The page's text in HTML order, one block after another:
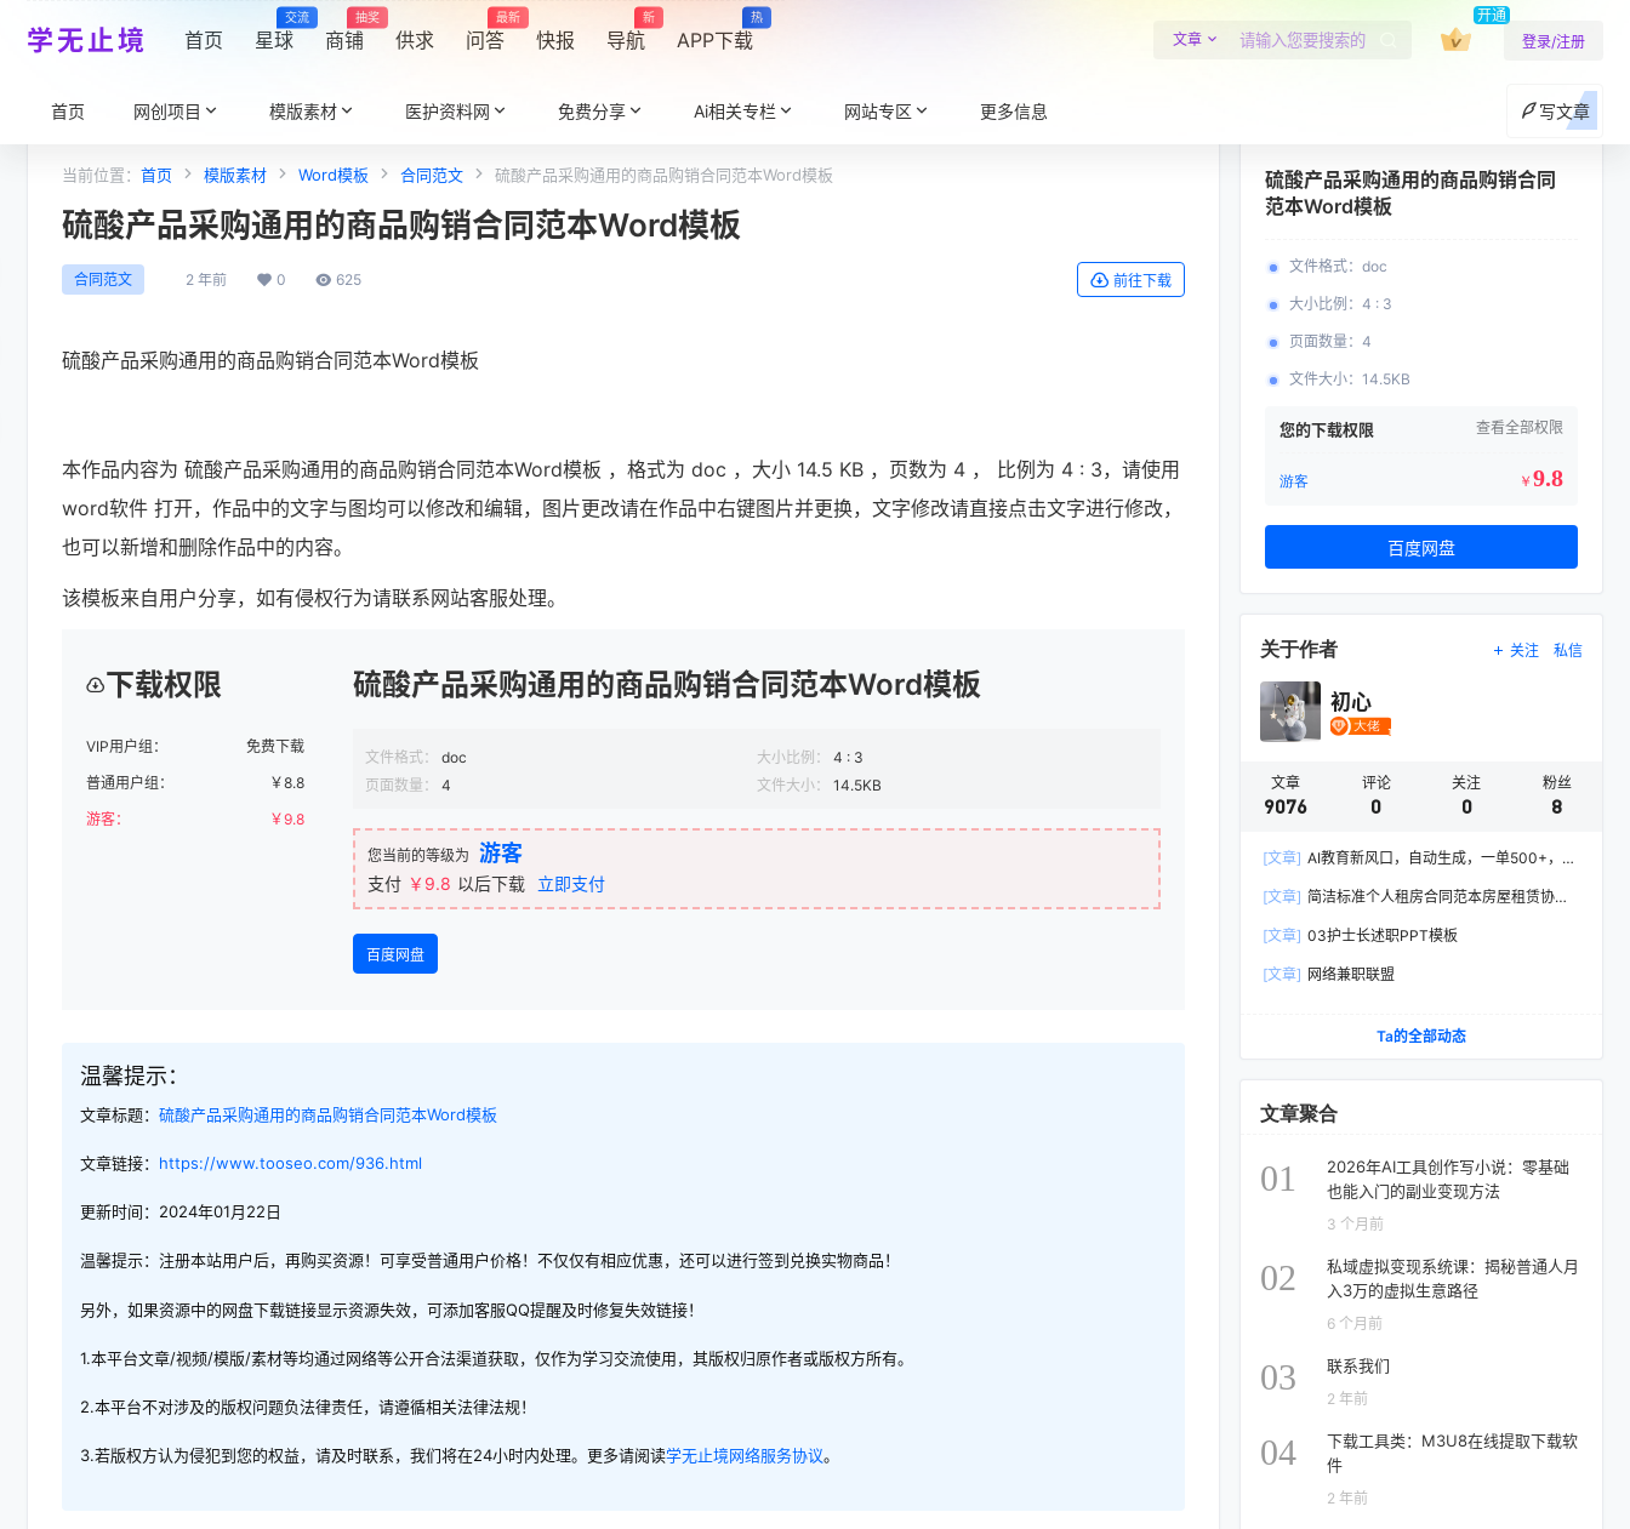
学无止境 首页 星球
交流
商铺
抽奖
供求 问答
最新
快报 导航
新
APP下载
热
文章
开通
登录/注册
首页 网创项目 模版素材 医护资料网 免费分享 Ai相关专栏 网站专区 更多信息 写文章
当前位置： 首页 模版素材 Word模板 合同范文 硫酸产品采购通用的商品购销合同范本Word模板
硫酸产品采购通用的商品购销合同范本Word模板
合同范文 2 年前 0 625 前往下载
硫酸产品采购通用的商品购销合同范本Word模板
本作品内容为 硫酸产品采购通用的商品购销合同范本Word模板 ，格式为 doc ，大小 14.5 KB ，页数为 4 ， 比例为 4 : 3，请使用
word软件 打开，作品中的文字与图均可以修改和编辑，图片更改请在作品中右键图片并更换，文字修改请直接点击文字进行修改，
也可以新增和删除作品中的内容。
该模板来自用户分享，如有侵权行为请联系网站客服处理。
下载权限
VIP用户组：
免费下载
普通用户组：
￥8.8
游客：
￥9.8
硫酸产品采购通用的商品购销合同范本Word模板
文件格式： doc 大小比例：
4 : 3
页面数量：
4 文件大小： 14.5KB
您当前的等级为 游客
支付 ￥9.8 以后下载 立即支付
百度网盘
温馨提示：
文章标题： 硫酸产品采购通用的商品购销合同范本Word模板
文章链接： https://www.tooseo.com/936.html
更新时间：2024年01月22日
温馨提示：注册本站用户后，再购买资源！可享受普通用户价格！不仅仅有相应优惠，还可以进行签到兑换实物商品！
另外，如果资源中的网盘下载链接显示资源失效，可添加客服QQ提醒及时修复失效链接！
1.本平台文章/视频/模版/素材等均通过网络等公开合法渠道获取，仅作为学习交流使用，其版权归原作者或版权方所有。
2.本平台不对涉及的版权问题负法律责任，请遵循相关法律法规！
3.若版权方认为侵犯到您的权益，请及时联系，我们将在24小时内处理。更多请阅读学无止境网络服务协议。
硫酸产品采购通用的商品购销合同
范本Word模板
文件格式： doc
大小比例 ： 4 : 3
页面数量： 4
文件大小： 14.5KB
您的下载权限 查看全部权限
游客 ￥ 9.8
百度网盘
关于作者 关注 私信
初心
文章
9076
评论
0
关注
0
粉丝
8
[文章] AI教育新风口，自动生成，一单500+，月
[文章] 简洁标准个人租房合同范本房屋租赁协议
[文章] 03护士长述职PPT模板
[文章] 网络兼职联盟
Ta的全部动态
文章聚合
01
2026年AI工具创作写小说：零基础
也能入门的副业变现方法
3 个月前
02
私域虚拟变现系统课：揭秘普通人月
入3万的虚拟生意路径
6 个月前
03 联系我们
2 年前
04
下载工具类：M3U8在线提取下载软
件
2 年前